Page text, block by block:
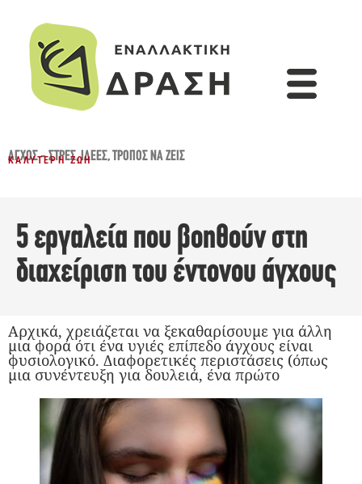
ΆΓΧΟΣ - ΣΤΡΕΣ,ΙΔΈΕΣ,ΤΡΌΠΟΣ ΝΑ ΖΕΙΣ
ΚΑΛΎΤΕΡΗ ΖΩΉ
5 εργαλεία που βοηθούν στη
διαχείριση του έντονου άγχους
Αρχικά, χρειάζεται να ξεκαθαρίσουμε για άλλη
μια φορά ότι ένα υγιές επίπεδο άγχους είναι
φυσιολογικό. Διαφορετικές περιστάσεις (όπως
μια συνέντευξη για δουλειά, ένα πρώτο